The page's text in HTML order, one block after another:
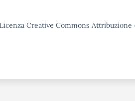
Creative Commons Attribuzione